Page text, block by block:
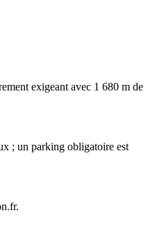
exigeant avec 1 680 m de
; un parking obligatoire est